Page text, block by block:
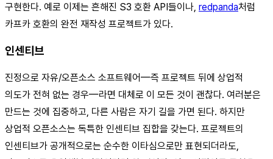
구현한다. 예로 이제는 흔해진 S3 호환 API들이나, redpanda처럼
카프카 호환의 완전 재작성 프로젝트가 있다.
인센티브
진정으로 자유/오픈소스 소프트웨어—즉 프로젝트 뒤에 상업적
의도가 전혀 없는 경우—라면 대체로 이 모든 것이 괜찮다. 여러분은
만드는 것에 집중하고, 다른 사람은 자기 길을 가면 된다. 하지만
상업적 오픈소스는 독특한 인센티브 집합을 갖는다. 프로젝트의
인센티브가 공개적으로는 순수한 이타심으로만 표현되더라도,